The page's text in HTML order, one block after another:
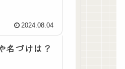
2024.08.04
名づけは？